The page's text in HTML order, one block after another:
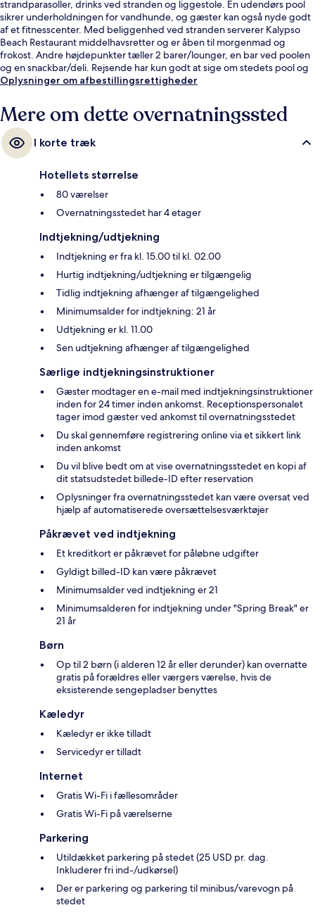
strandparasoller, drinks ved stranden og liggestole. En udendørs pool
sikrer underholdningen for vandhunde, og gæster kan også nyde godt
af et fitnesscenter. Med beliggenhed ved stranden serverer Kalypso
Beach Restaurant middelhavsretter og er åben til morgenmad og
frokost. Andre højdepunkter tæller 2 barer/lounger, en bar ved poolen
og en snackbar/deli. Rejsende har kun godt at sige om stedets pool og
hjælpsomme personale.
Oplysninger om afbestillingsrettigheder
Mere om dette overnatningssted
I korte træk
Hotellets størrelse
80 værelser
Overnatningsstedet har 4 etager
Indtjekning/udtjekning
Indtjekning er fra kl. 15.00 til kl. 02.00
Hurtig indtjekning/udtjekning er tilgængelig
Tidlig indtjekning afhænger af tilgængelighed
Minimumsalder for indtjekning: 21 år
Udtjekning er kl. 11.00
Sen udtjekning afhænger af tilgængelighed
Særlige indtjekningsinstruktioner
Gæster modtager en e-mail med indtjekningsinstruktioner
inden for 24 timer inden ankomst. Receptionspersonalet
tager imod gæster ved ankomst til overnatningsstedet
Du skal gennemføre registrering online via et sikkert link
inden ankomst
Du vil blive bedt om at vise overnatningsstedet en kopi af
dit statsudstedet billede-ID efter reservation
Oplysninger fra overnatningsstedet kan være oversat ved
hjælp af automatiserede oversættelsesværktøjer
Påkrævet ved indtjekning
Et kreditkort er påkrævet for påløbne udgifter
Gyldigt billed-ID kan være påkrævet
Minimumsalder ved indtjekning er 21
Minimumsalderen for indtjekning under "Spring Break" er
21 år
Børn
Op til 2 børn (i alderen 12 år eller derunder) kan overnatte
gratis på forældres eller værgers værelse, hvis de
eksisterende sengepladser benyttes
Kæledyr
Kæledyr er ikke tilladt
Servicedyr er tilladt
Internet
Gratis Wi-Fi i fællesområder
Gratis Wi-Fi på værelserne
Parkering
Utildækket parkering på stedet (25 USD pr. dag.
Inkluderer fri ind-/udkørsel)
Der er parkering og parkering til minibus/varevogn på
stedet